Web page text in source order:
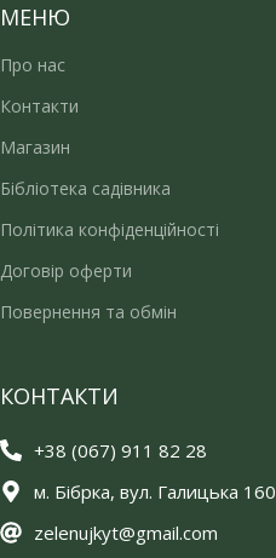
МЕНЮ
Про нас
Контакти
Магазин
Бібліотека садівника
Політика конфіденційності
Договір оферти
Повернення та обмін
КОНТАКТИ
+38 (067) 911 82 28
м. Бібрка, вул. Галицька 160
zelenujkyt@gmail.com